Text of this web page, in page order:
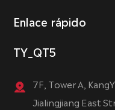
Enlace rápido
TY_QT5
7F, Tower A,
Jialingjiang East